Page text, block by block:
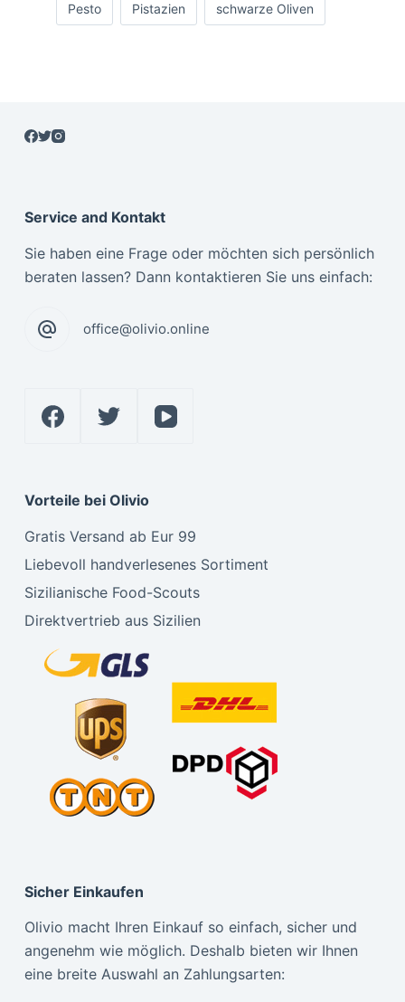
Pesto Pistazien schwarze Oliven
Service and Kontakt
Sie haben eine Frage oder möchten sich persönlich
beraten lassen? Dann kontaktieren Sie uns einfach:
office@olivio.online
Vorteile bei Olivio
Gratis Versand ab Eur 99
Liebevoll handverlesenes Sortiment
Sizilianische Food-Scouts
Direktvertrieb aus Sizilien
Sicher Einkaufen
Olivio macht Ihren Einkauf so einfach, sicher und
angenehm wie möglich. Deshalb bieten wir Ihnen
eine breite Auswahl an Zahlungsarten: